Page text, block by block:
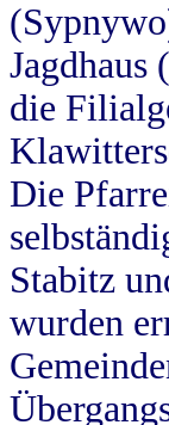
Jagdhaus
die
Die
Stabitz
wurden